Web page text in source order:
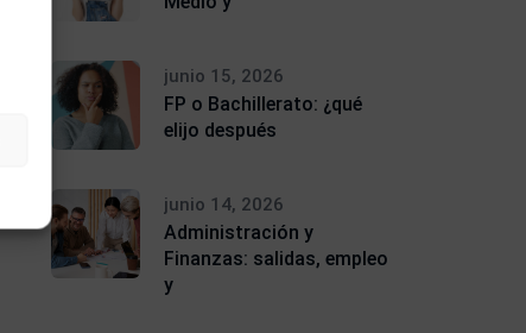
junio 15, 2026
FP o Bachillerato: ¿qué
elijo después
junio 14, 2026
Administración y
Finanzas: salidas, empleo
y